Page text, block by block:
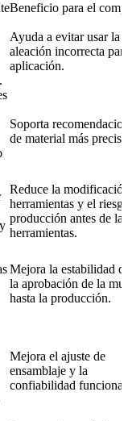
Beneficio para el
Ayuda a evitar usar la
aleación incorrecta
aplicación.
Soporta
de material más
Reduce la
herramientas y el
producción antes de las
herramientas.
Mejora la estabilidad
la aprobación de la
hasta la producción.
Mejora el ajuste de
ensamblaje y la
confiabilidad